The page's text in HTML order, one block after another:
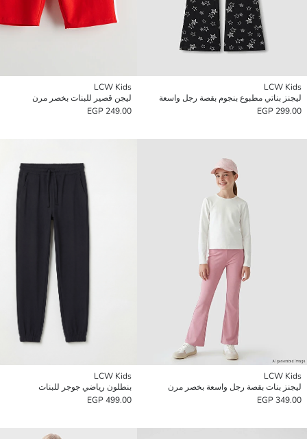
LCW Kids
ليجنز بناتي مطبوع بنجوم بقصة رجل واسعة
299.00 EGP
LCW Kids
ليجن قصير للبنات بخصر مرن
249.00 EGP
LCW Kids
ليجنز بنات بقصة رجل واسعة بخصر مرن
349.00 EGP
LCW Kids
بنطلون رياضي جوجر للبنات
499.00 EGP